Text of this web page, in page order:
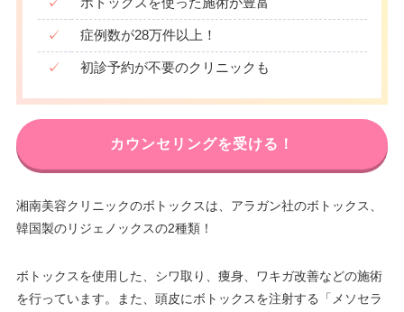
✓ 症例数が28万件以上！
✓ 初診予約が不要のクリニックも
カウンセリングを受ける！
湘南美容クリニックのボトックスは、アラガン社のボトックス、
韓国製のリジェノックスの2種類！
ボトックスを使用した、シワ取り、痩身、ワキガ改善などの施術
を行っています。また、頭皮にボトックスを注射する「メソセラ